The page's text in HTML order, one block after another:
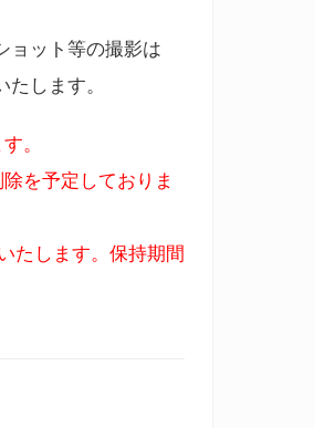
ョット等の撮影は
します。
。
を予定しておりま
たします。保持期間